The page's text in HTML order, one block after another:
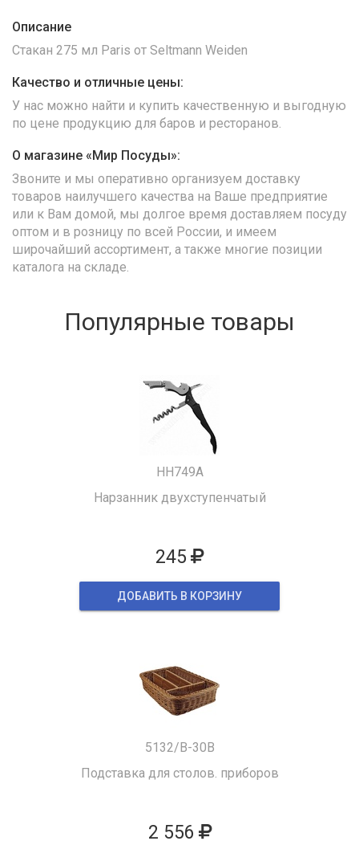
Описание
Стакан 275 мл Paris от Seltmann Weiden
Качество и отличные цены:
У нас можно найти и купить качественную и выгодную
по цене продукцию для баров и ресторанов.
О магазине «Мир Посуды»:
Звоните и мы оперативно организуем доставку
товаров наилучшего качества на Ваше предприятие
или к Вам домой, мы долгое время доставляем посуду
оптом и в розницу по всей России, и имеем
широчайший ассортимент, а также многие позиции
каталога на складе.
Популярные товары
HH749A
Нарзанник двухступенчатый
245
ДОБАВИТЬ В КОРЗИНУ
5132/B-30B
Подставка для столов. приборов
2 556